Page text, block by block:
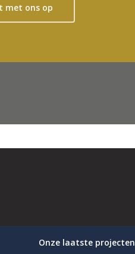
met ons op
Onze laatste projecten